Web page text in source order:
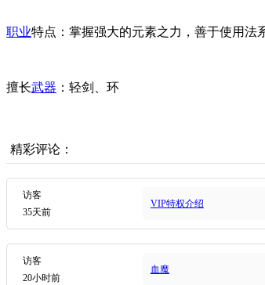
职业特点：掌握强大的元素之力，善于使用法
擅长武器 ：轻剑、环
精彩评论：
访客
35天前
VIP特权介绍
访客
20小时前
血魔